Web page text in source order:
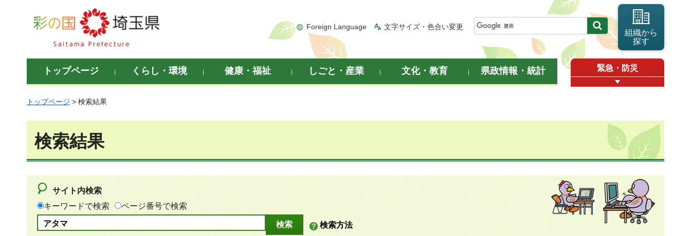
彩の国 埼玉県
Foreign Language 文字サイズ・色合い変更
組織から
探す
トップページ くらし・環境 健康・福祉 しごと・産業 文化・教育 県政情報・統計 緊急・防災
トップページ > 検索結果
検索結果
サイト内検索
キーワードで検索
ページ番号で検索
検索方法